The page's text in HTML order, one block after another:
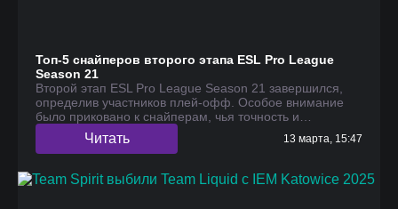
Топ-5 снайперов второго этапа ESL Pro League
Season 21
Второй этап ESL Pro League Season 21 завершился,
определив участников плей-офф. Особое внимание
было приковано к снайперам, чья точность и…
Читать 13 марта, 15:47